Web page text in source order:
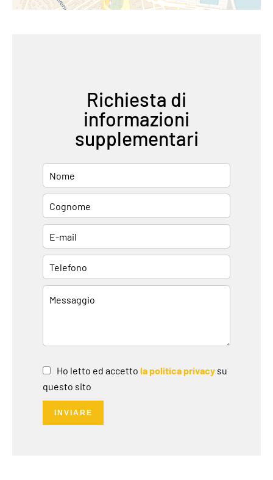
Richiesta di
informazioni
supplementari
Ho letto ed accetto la politica privacy su
questo sito
INVIARE